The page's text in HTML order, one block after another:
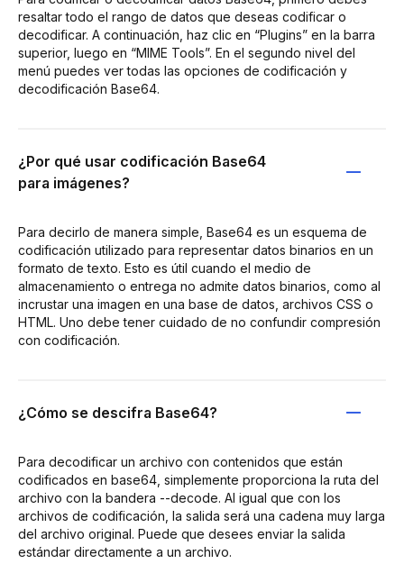
resaltar todo el rango de datos que deseas codificar o
decodificar. A continuación, haz clic en “Plugins” en la barra
superior, luego en “MIME Tools”. En el segundo nivel del
menú puedes ver todas las opciones de codificación y
decodificación Base64.
¿Por qué usar codificación Base64
para imágenes?
Para decirlo de manera simple, Base64 es un esquema de
codificación utilizado para representar datos binarios en un
formato de texto. Esto es útil cuando el medio de
almacenamiento o entrega no admite datos binarios, como al
incrustar una imagen en una base de datos, archivos CSS o
HTML. Uno debe tener cuidado de no confundir compresión
con codificación.
¿Cómo se descifra Base64?
Para decodificar un archivo con contenidos que están
codificados en base64, simplemente proporciona la ruta del
archivo con la bandera --decode. Al igual que con los
archivos de codificación, la salida será una cadena muy larga
del archivo original. Puede que desees enviar la salida
estándar directamente a un archivo.